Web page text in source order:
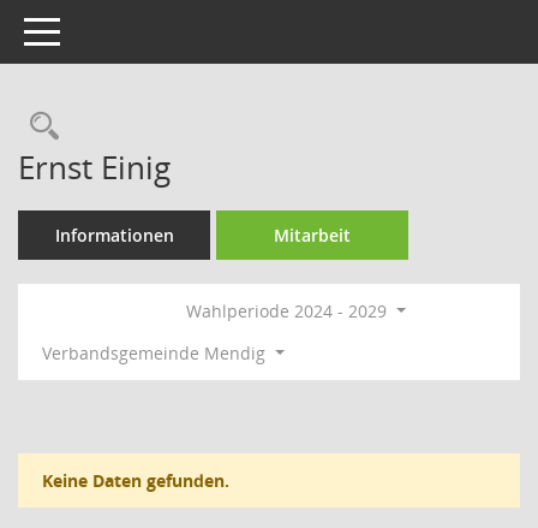
Toggle navigation
Rechercheauswahl
Ernst Einig
Informationen Mitarbeit
Wahlperiode 2024 - 2029
Verbandsgemeinde Mendig
Keine Daten gefunden.